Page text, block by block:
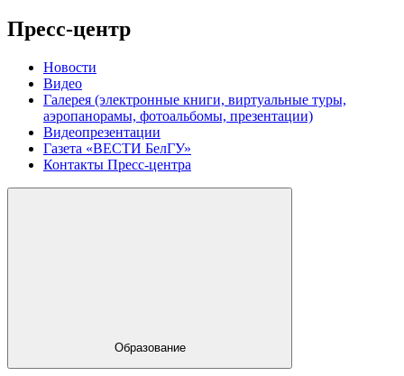
Пресс-центр
Новости
Видео
Галерея (электронные книги, виртуальные туры,
аэропанорамы, фотоальбомы, презентации)
Видеопрезентации
Газета «ВЕСТИ БелГУ»
Контакты Пресс-центра
Образование